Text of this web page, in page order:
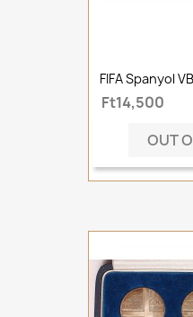
FIFA Spanyol
Ft14,500
OUT